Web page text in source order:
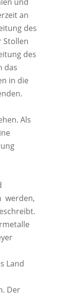
an
des
Stollen
des
das
in die
Als
werden,
Land
Der